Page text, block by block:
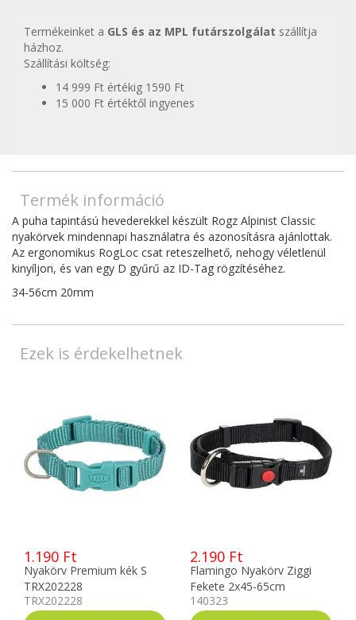
Termékeinket a GLS és az MPL futárszolgálat szállítja
házhoz.
Szállítási költség:
14 999 Ft értékig 1590 Ft
15 000 Ft értéktől ingyenes
Termék információ
A puha tapintású hevederekkel készült Rogz Alpinist Classic
nyakörvek mindennapi használatra és azonosításra ajánlottak.
Az ergonomikus RogLoc csat reteszelhető, nehogy véletlenül
kinyíljon, és van egy D gyűrű az ID-Tag rögzítéséhez.
34-56cm 20mm
Ezek is érdekelhetnek
1.190 Ft
Nyakörv Premium kék S
TRX202228
TRX202228
2.190 Ft
Flamingo Nyakörv Ziggi
Fekete 2x45-65cm
5363654
140323